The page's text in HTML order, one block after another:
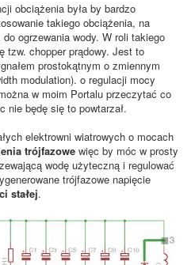
obciążenia była by bardzo
takiego obciążenia, na
ogrzewania wody. W roli takiego
tzw. chopper prądowy. Jest to
prostokątnym o zmiennym
modulation). o regulacji mocy
w moim Portalu przeczytać co
nie będę się to powtarzał.
elektrowni wiatrowych o mocach
trójfazowe więc by móc w prosty
wodę użyteczną i regulować
trójfazowe napięcie
stałej.